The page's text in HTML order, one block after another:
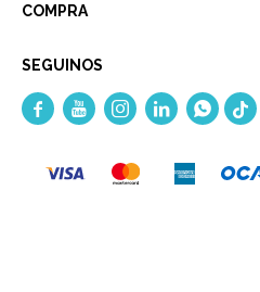
COMPRA
SEGUINOS
    